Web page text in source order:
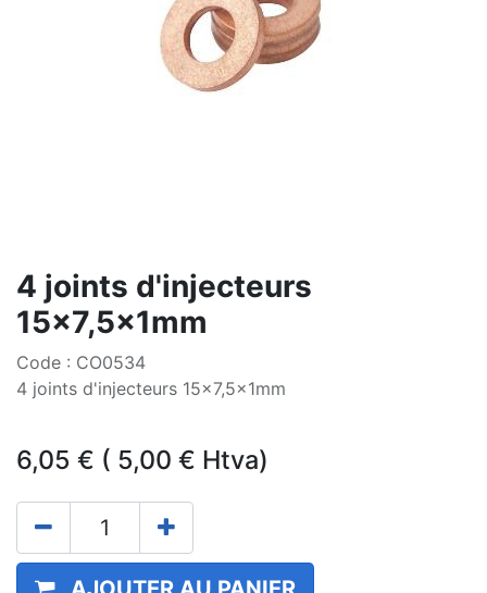
4 joints d'injecteurs
15x7,5x1mm
Code : CO0534
4 joints d'injecteurs 15x7,5x1mm
6,05 € ( 5,00 € Htva)